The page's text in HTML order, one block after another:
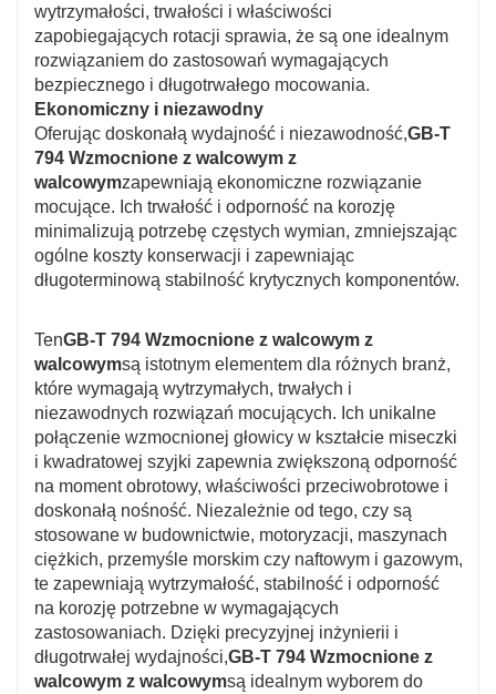
wytrzymałości, trwałości i właściwości
zapobiegających rotacji sprawia, że są one idealnym
rozwiązaniem do zastosowań wymagających
bezpiecznego i długotrwałego mocowania.
Ekonomiczny i niezawodny
Oferując doskonałą wydajność i niezawodność,GB-T
794 Wzmocnione z walcowym z
walcowymzapewniają ekonomiczne rozwiązanie
mocujące. Ich trwałość i odporność na korozję
minimalizują potrzebę częstych wymian, zmniejszając
ogólne koszty konserwacji i zapewniając
długoterminową stabilność krytycznych komponentów.
TenGB-T 794 Wzmocnione z walcowym z
walcowymsą istotnym elementem dla różnych branż,
które wymagają wytrzymałych, trwałych i
niezawodnych rozwiązań mocujących. Ich unikalne
połączenie wzmocnionej głowicy w kształcie miseczki
i kwadratowej szyjki zapewnia zwiększoną odporność
na moment obrotowy, właściwości przeciwobrotowe i
doskonałą nośność. Niezależnie od tego, czy są
stosowane w budownictwie, motoryzacji, maszynach
ciężkich, przemyśle morskim czy naftowym i gazowym,
te zapewniają wytrzymałość, stabilność i odporność
na korozję potrzebne w wymagających
zastosowaniach. Dzięki precyzyjnej inżynierii i
długotrwałej wydajności,GB-T 794 Wzmocnione z
walcowym z walcowymsą idealnym wyborem do